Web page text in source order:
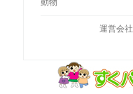
運営会社